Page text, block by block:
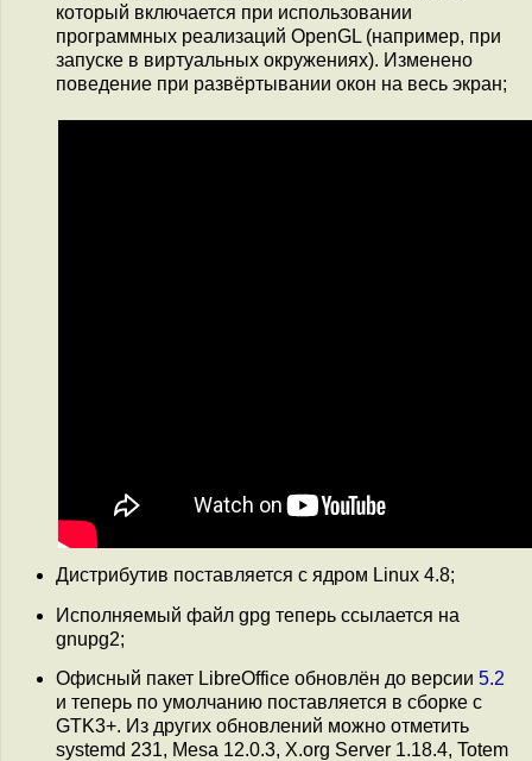
который включается при использовании
программных реализаций OpenGL (например, при
запуске в виртуальных окружениях). Изменено
поведение при развёртывании окон на весь экран;
Дистрибутив поставляется с ядром Linux 4.8;
Исполняемый файл gpg теперь ссылается на
gnupg2;
Офисный пакет LibreOffice обновлён до версии 5.2
и теперь по умолчанию поставляется в сборке с
GTK3+. Из других обновлений можно отметить
systemd 231, Mesa 12.0.3, X.org Server 1.18.4, Totem